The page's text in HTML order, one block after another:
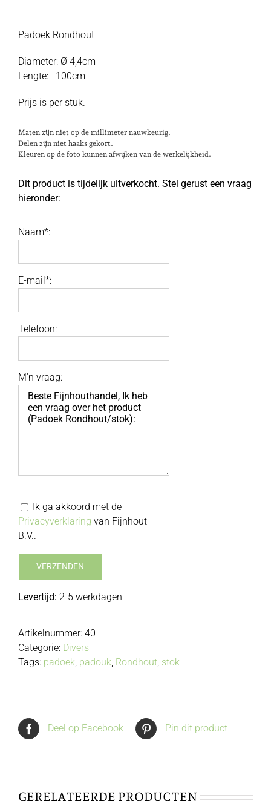
€25,00.€22,50.
Padoek Rondhout
Diameter: Ø 4,4cm
Lengte: 100cm
Prijs is per stuk.
Maten zijn niet op de millimeter nauwkeurig.
Delen zijn niet haaks gekort.
Kleuren op de foto kunnen afwijken van de werkelijkheid.
Dit product is tijdelijk uitverkocht. Stel gerust een vraag
hieronder:
Naam*:
E-mail*:
Telefoon:
M'n vraag:
Ik ga akkoord met de
Privacyverklaring van Fijnhout
B.V..
Levertijd: 2-5 werkdagen
Artikelnummer: 40
Categorie: Divers
Tags: padoek padouk Rondhout stok
Deel op Facebook Pin dit product
GERELATEERDE PRODUCTEN